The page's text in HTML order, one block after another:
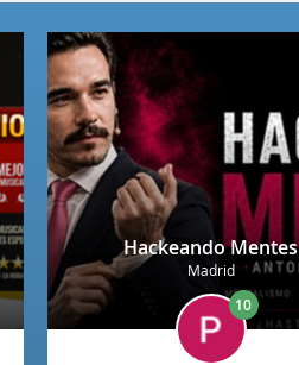
Hackeando Mentes
Madrid
10